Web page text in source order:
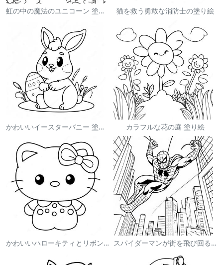
虹の中の魔法のユニコーン 塗り絵 猫を救う勇敢な消防士の塗り絵
かわいいイースターバニー 塗り絵 カラフルな花の庭 塗り絵
かわいいハローキティとリボンの塗り絵 スパイダーマンが街を飛び回る塗り絵